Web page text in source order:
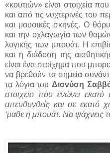
«κουτιών» είναι στοιχεία
και από τις νυχτερινές του
και μουσικές σκηνές. Ο
και την οχλαγωγία των
λογικής των μπουάτ. Η
και η διάδοση της
είναι ένα στοίχημα που
να βρεθούν τα σημεία
τα λόγια του Διονύση
στοιχείο που ενώνει
απευθυνθείς και σε εκατό
‘μαθε η μπουάτ. Να ψάχνεις